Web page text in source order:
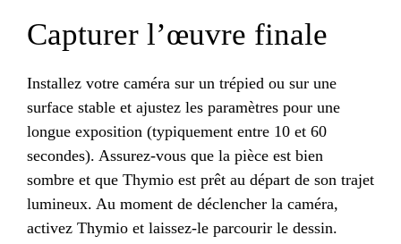
Capturer l’œuvre finale
Installez votre caméra sur un trépied ou sur une
surface stable et ajustez les paramètres pour une
longue exposition (typiquement entre 10 et 60
secondes). Assurez-vous que la pièce est bien
sombre et que Thymio est prêt au départ de son trajet
lumineux. Au moment de déclencher la caméra,
activez Thymio et laissez-le parcourir le dessin.